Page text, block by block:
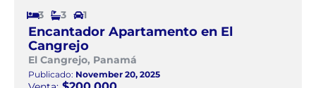
3 3 1
Encantador Apartamento en El
Cangrejo
El Cangrejo, Panamá
Publicado: November 20, 2025